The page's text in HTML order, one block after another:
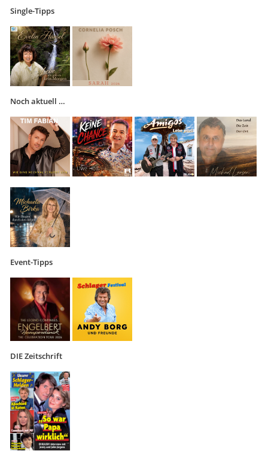
Single-Tipps
Noch aktuell …
Event-Tipps
DIE Zeitschrift